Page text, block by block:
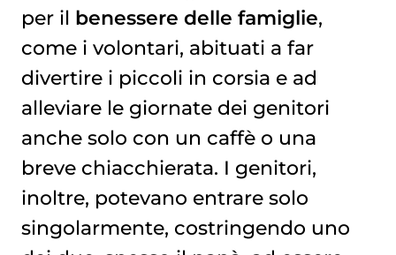
per il benessere delle famiglie,
come i volontari, abituati a far
divertire i piccoli in corsia e ad
alleviare le giornate dei genitori
anche solo con un caffè o una
breve chiacchierata. I genitori,
inoltre, potevano entrare solo
singolarmente, costringendo uno